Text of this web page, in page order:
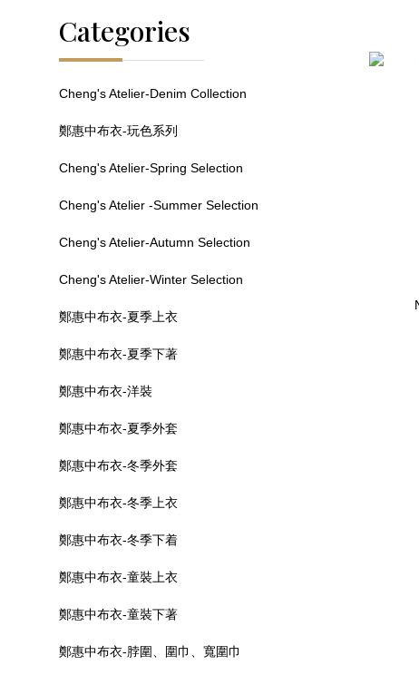
Categories
Cheng's Atelier-Denim Collection
鄭惠中布衣-玩色系列
Cheng's Atelier-Spring Selection
Cheng's Atelier -Summer Selection
Cheng's Atelier-Autumn Selection
Cheng's Atelier-Winter Selection
鄭惠中布衣-夏季上衣
鄭惠中布衣-夏季下著
鄭惠中布衣-洋裝
鄭惠中布衣-夏季外套
鄭惠中布衣-冬季外套
鄭惠中布衣-冬季上衣
鄭惠中布衣-冬季下着
鄭惠中布衣-童裝上衣
鄭惠中布衣-童裝下著
鄭惠中布衣-脖圍、圍巾、寬圍巾